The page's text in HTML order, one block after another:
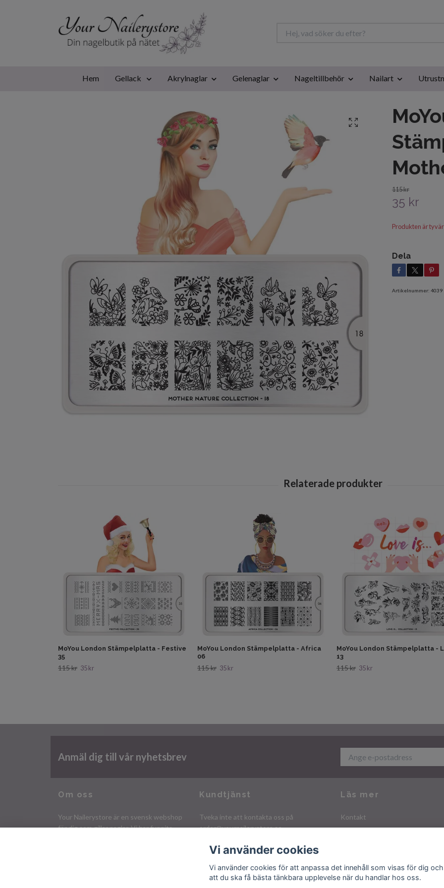
Hem Gellack Akrylnaglar Gelenaglar Nageltillbehör Nailart
115 kr
35 kr
Produkten är
Dela
Artikelnummer: 4039
MoYou London Stämpelplatta - Festive
35
115 kr 35 kr
MoYou London Stämpelplatta - Africa
06
115 kr 35 kr
MoYou London Stämpelplatta -
13
115 kr 35 kr
Anmäl dig till vår nyhetsbrev
Om oss
Your Nailerystore är en svensk webshop
för dig som gillar naglar. Vi har funnits
Kundtjänst
Tveka inte att kontakta oss på
order@yournailerystore.se
Läs mer
Kontakt
Vi använder cookies
Vi använder cookies för att anpassa det innehåll som visas för dig
att du ska få bästa tänkbara upplevelse när du handlar hos oss.